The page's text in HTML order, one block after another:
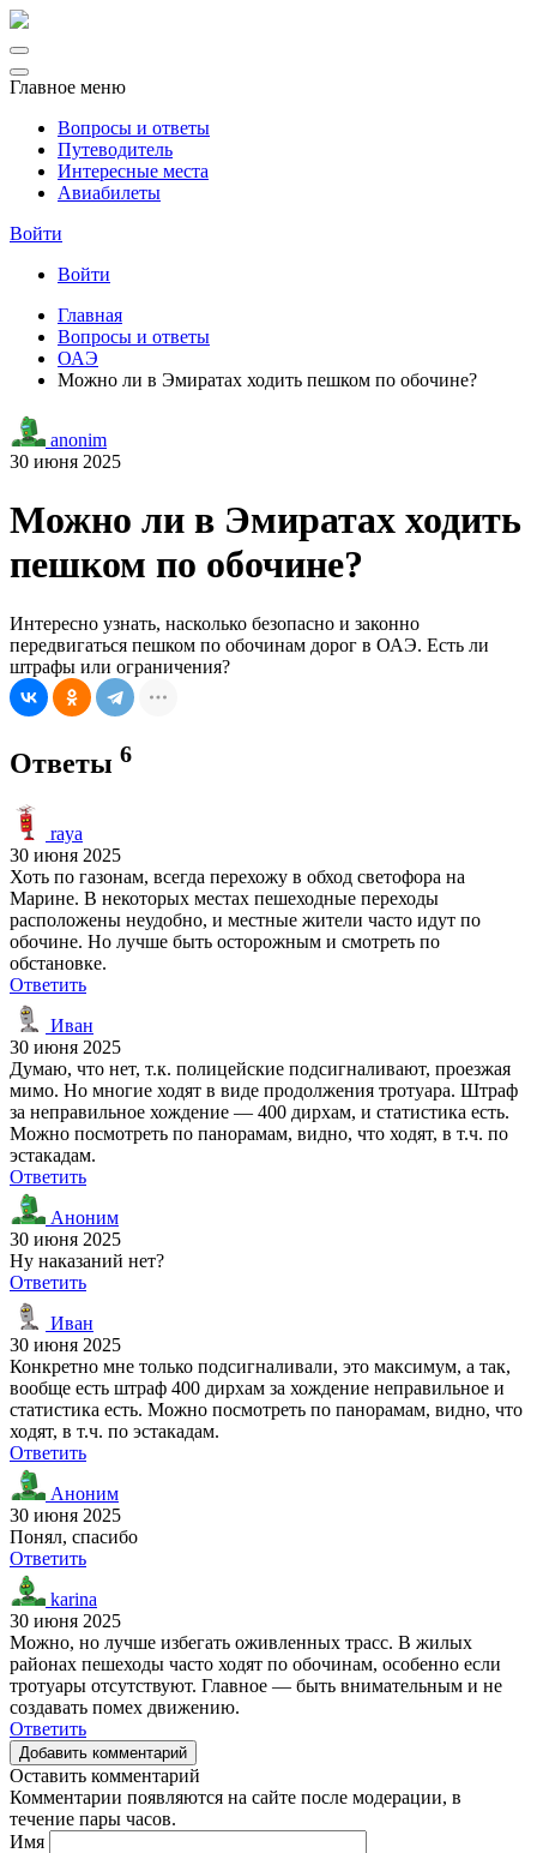
Главное меню
Вопросы и ответы
Путеводитель
Интересные места
Авиабилеты
Войти
Войти
Главная
Вопросы и ответы
ОАЭ
Можно ли в Эмиратах ходить пешком по обочине?
anonim
30 июня 2025
Можно ли в Эмиратах ходить
пешком по обочине?
Интересно узнать, насколько безопасно и законно
передвигаться пешком по обочинам дорог в ОАЭ. Есть ли
штрафы или ограничения?
Ответы 6
raya
30 июня 2025
Хоть по газонам, всегда перехожу в обход светофора на
Марине. В некоторых местах пешеходные переходы
расположены неудобно, и местные жители часто идут по
обочине. Но лучше быть осторожным и смотреть по
обстановке.
Ответить
Иван
30 июня 2025
Думаю, что нет, т.к. полицейские подсигналивают, проезжая
мимо. Но многие ходят в виде продолжения тротуара. Штраф
за неправильное хождение — 400 дирхам, и статистика есть.
Можно посмотреть по панорамам, видно, что ходят, в т.ч. по
эстакадам.
Ответить
Аноним
30 июня 2025
Ну наказаний нет?
Ответить
Иван
30 июня 2025
Конкретно мне только подсигналивали, это максимум, а так,
вообще есть штраф 400 дирхам за хождение неправильное и
статистика есть. Можно посмотреть по панорамам, видно, что
ходят, в т.ч. по эстакадам.
Ответить
Аноним
30 июня 2025
Понял, спасибо
Ответить
karina
30 июня 2025
Можно, но лучше избегать оживленных трасс. В жилых
районах пешеходы часто ходят по обочинам, особенно если
тротуары отсутствуют. Главное — быть внимательным и не
создавать помех движению.
Ответить
Добавить комментарий
Оставить комментарий
Комментарии появляются на сайте после модерации, в
течение пары часов.
Имя